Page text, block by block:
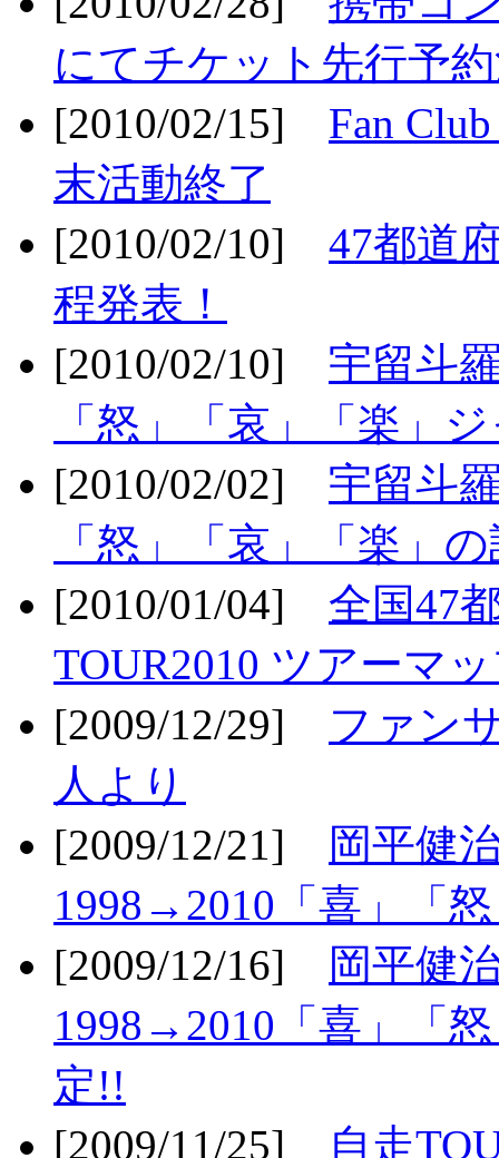
にてチケット先行予
[2010/02/15] Fan
末活動終了
[2010/02/10] 47都道
程発表！
[2010/02/10] 宇留斗
「怒」「哀」「楽」
[2010/02/02] 宇留斗
「怒」「哀」「楽」
[2010/01/04] 全国47
TOUR2010 ツアーマ
[2009/12/29] ファン
人より
[2009/12/21]
岡平健
1998→2010「喜」「
[2009/12/16]
岡平健
1998→2010「喜」「
定!!
[2009/11/25]
自走